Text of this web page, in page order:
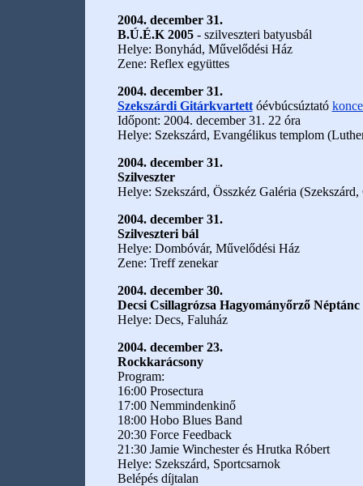
2004. december 31.
B.Ú.É.K 2005- szilveszteri batyusbál
Helye: Bonyhád, Művelődési Ház
Zene: Reflex együttes
2004. december 31.
Szekszárdi Gitárkvartettóévbúcsúztató
Időpont: 2004. december 31. 22 óra
Helye: Szekszárd, Evangélikus templom
2004. december 31.
Szilveszter
Helye: Szekszárd, Összkéz Galéria
2004. december 31.
Szilveszteri bál
Helye: Dombóvár, Művelődési Ház
Zene: Treff zenekar
2004. december 30.
Decsi Csillagrózsa Hagyományőrző
Helye: Decs, Faluház
2004. december 23.
Rockkarácsony
Program:
16:00 Prosectura
17:00 Nemmindenkinő
18:00 Hobo Blues Band
20:30 Force Feedback
21:30 Jamie Winchester és Hrutka Róbert
Helye: Szekszárd, Sportcsarnok
Belépés díjtalan